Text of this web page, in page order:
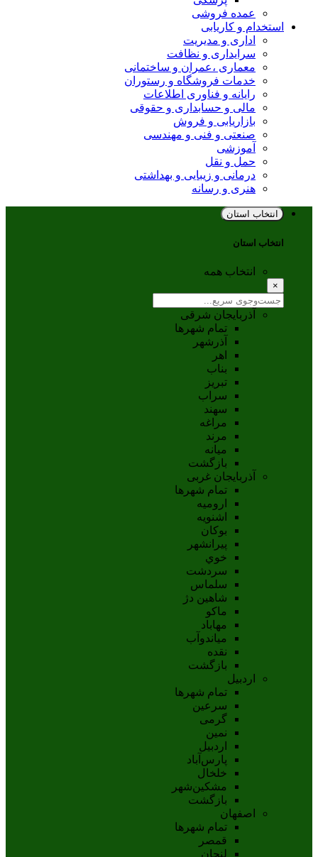
عمده فروشی
استخدام و کاریابی
اداری و مدیریت
سرایداری و نظافت
معماری ،عمران و ساختمانی
خدمات فروشگاه و رستوران
رایانه و فناوری اطلاعات
مالی و حسابداری و حقوقی
بازاریابی و فروش
صنعتی و فنی و مهندسی
آموزشی
حمل و نقل
درمانی و زیبایی و بهداشتی
هنری و رسانه
انتخاب استان
انتخاب استان
انتخاب همه
×
آذربایجان شرقی
تمام شهر‌ها
آذرشهر
اهر
بناب
تبريز
سراب
سهند
مراغه
مرند
ميانه
بازگشت
آذربایجان غربی
تمام شهر‌ها
اروميه
اشنويه
بوکان
پيرانشهر
خوي
سردشت
سلماس
شاهين دژ
ماکو
مهاباد
مياندوآب
نقده
بازگشت
اردبیل
تمام شهر‌ها
سرعین
گرمی
نمین
اردبيل
پارس‌آباد
خلخال
مشکين‌شهر
بازگشت
اصفهان
تمام شهر‌ها
قمصر
لنجان